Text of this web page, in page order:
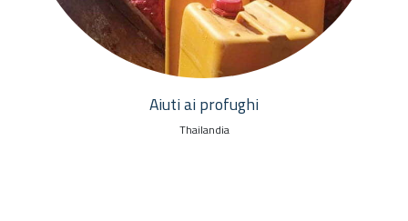
Aiuti ai profughi
Thailandia